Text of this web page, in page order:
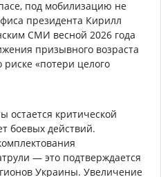
под мобилизацию не
президента Кирилл
СМИ весной 2026 года
призывного возраста
риске «потери целого
остается критической
боевых действий.
— это подтверждается
Украины. Увеличение